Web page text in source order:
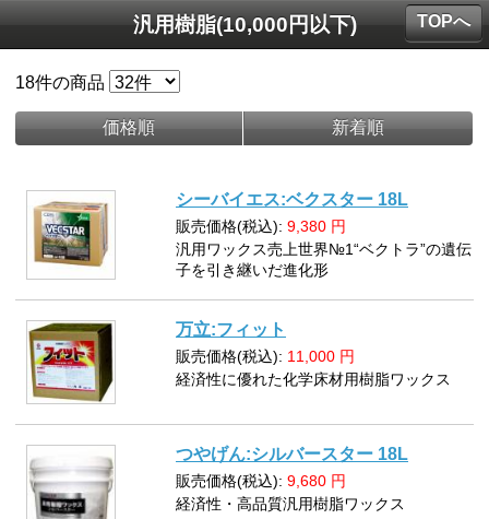
汎用樹脂(10,000円以下)
18件の商品
価格順 新着順
シーバイエス:ベクスター 18L
販売価格(税込): 9,380 円
汎用ワックス売上世界№1“ベクトラ”の遺伝
子を引き継いだ進化形
万立:フィット
販売価格(税込): 11,000 円
経済性に優れた化学床材用樹脂ワックス
つやげん:シルバースター 18L
販売価格(税込): 9,680 円
経済性・高品質汎用樹脂ワックス
TOPへ